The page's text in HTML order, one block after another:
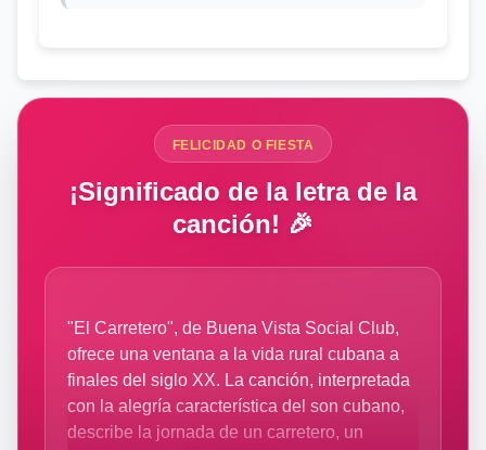
FELICIDAD O FIESTA
¡Significado de la letra de la
canción! 🎉
"El Carretero", de Buena Vista Social Club,
ofrece una ventana a la vida rural cubana a
finales del siglo XX. La canción, interpretada
con la alegría característica del son cubano,
describe la jornada de un carretero, un